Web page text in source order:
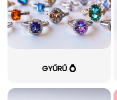
GYŰRŰ 💍